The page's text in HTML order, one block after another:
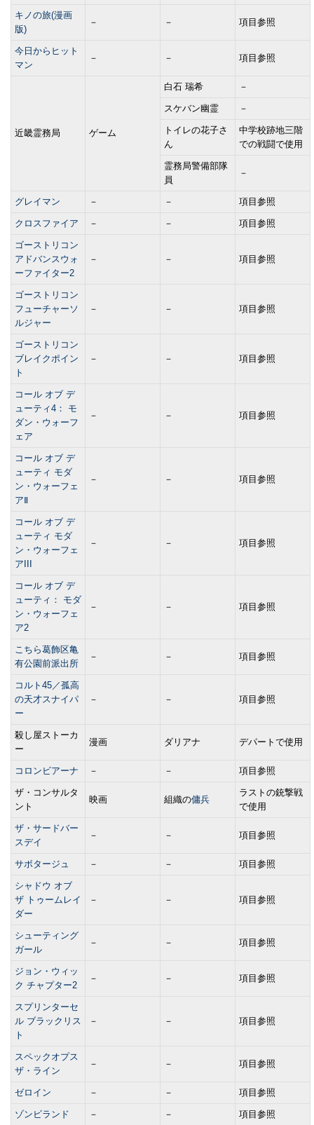
キノの旅(漫画
版)
－ － 項目参照
今日からヒット
マン
－ － 項目参照
近畿霊務局 ゲーム
白石 瑞希 －
スケバン幽霊 －
トイレの花子さ
ん
中学校跡地三階
での戦闘で使用
霊務局警備部隊
員
－
グレイマン － － 項目参照
クロスファイア － － 項目参照
ゴーストリコン
アドバンスウォ
ーファイター2
－ － 項目参照
ゴーストリコン
フューチャーソ
ルジャー
－ － 項目参照
ゴーストリコン
ブレイクポイン
ト
－ － 項目参照
コール オブ デ
ューティ4： モ
ダン・ウォーフ
ェア
－ － 項目参照
コール オブ デ
ューティ モダ
ン・ウォーフェ
アⅡ
－ － 項目参照
コール オブ デ
ューティ モダ
ン・ウォーフェ
アIII
－ － 項目参照
コール オブ デ
ューティ： モダ
ン・ウォーフェ
ア2
－ － 項目参照
こちら葛飾区亀
有公園前派出所
－ － 項目参照
コルト45／孤高
の天才スナイパ
ー
－ － 項目参照
殺し屋ストーカ
ー
漫画 ダリアナ デパートで使用
コロンビアーナ － － 項目参照
ザ・コンサルタ
ント
映画 組織の傭兵
ラストの銃撃戦
で使用
ザ・サードバー
スデイ
－ － 項目参照
サボタージュ － － 項目参照
シャドウ オブ
ザ トゥームレイ
ダー
－ － 項目参照
シューティング
ガール
－ － 項目参照
ジョン・ウィッ
ク チャプター2
－ － 項目参照
スプリンターセ
ル ブラックリス
ト
－ － 項目参照
スペックオプス
ザ・ライン
－ － 項目参照
ゼロイン － － 項目参照
ゾンビランド － － 項目参照